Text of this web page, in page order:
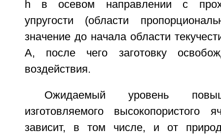
h в осевом направлении с
упругости (области
значение до начала области
А, после чего заготовку
воздействия.
Ожидаемый уровень
изготовляемого высокопористого
зависит, в том числе, и от